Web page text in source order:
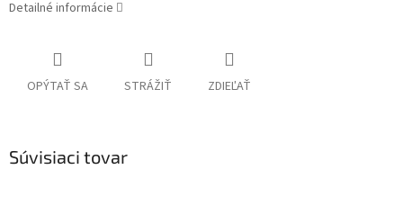
Detailné informácie
OPÝTAŤ SA STRÁŽIŤ ZDIEĽAŤ
Súvisiaci tovar